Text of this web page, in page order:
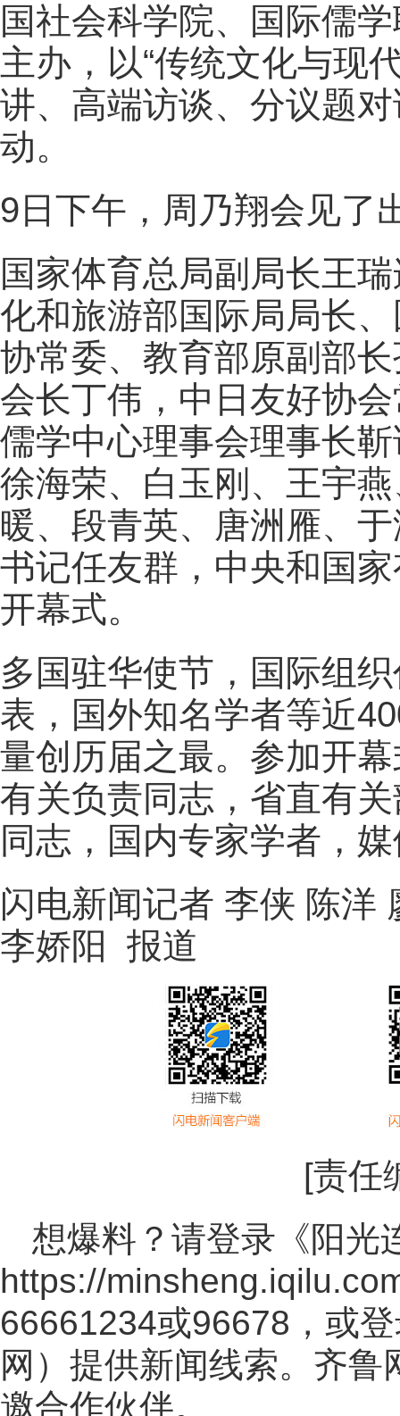
国社会科学院、国际儒
主办，以“传统文化与现
讲、高端访谈、分议题
动。
9日下午，周乃翔会见了
国家体育总局副局长王
化和旅游部国际局局长
协常委、教育部原副部
会长丁伟，中日友好协
儒学中心理事会理事长
徐海荣、白玉刚、王宇
暖、段青英、唐洲雁、
书记任友群，中央和国
开幕式。
多国驻华使节，国际组
表，国外知名学者等近
量创历届之最。参加开
有关负责同志，省直有
同志，国内专家学者，
闪电新闻记者 李侠 陈洋
李娇阳 报道
[责任
想爆料？请登录《阳光
https://
66661234或96678，或
网 ）提供新闻线索。齐鲁
邀合作伙伴。